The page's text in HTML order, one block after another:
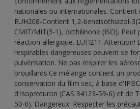
nationales ou internationales. Contient
EUH208-Contient 1,2-benzisothiazol-
CMIT/MIT(3-1), octhilinone (ISO). Peut
réaction allergique. EUH211-Attention!
respirables dangereuses peuvent se
pulvérisation. Ne pas respirer les
brouillards.Ce mélange contient un
conservation du film sec, à base
d'Isoproturon (CAS 34123-59-6) et de
50-0). Dangereux. Respecter les